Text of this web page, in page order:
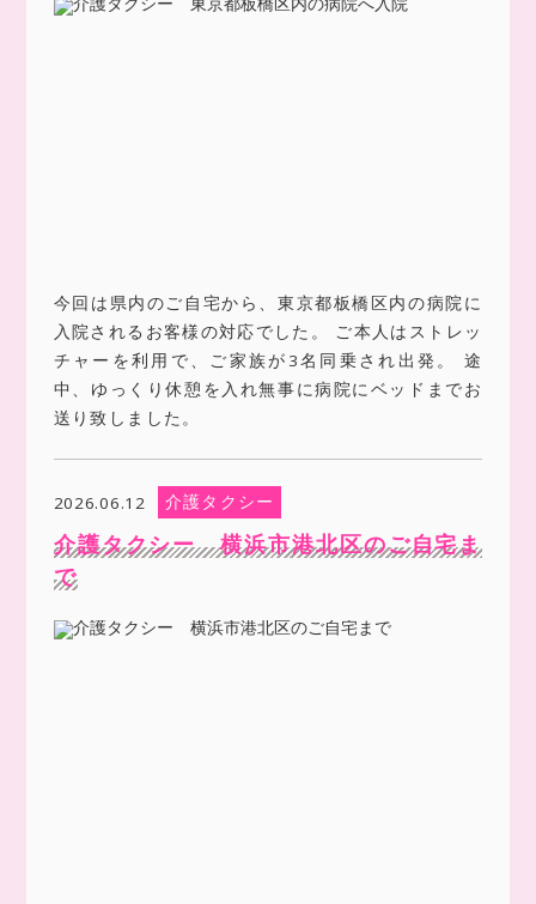
今回は県内のご自宅から、東京都板橋区内の病院に
入院されるお客様の対応でした。 ご本人はストレッ
チャーを利用で、ご家族が3名同乗され出発。 途
中、ゆっくり休憩を入れ無事に病院にベッドまでお
送り致しました。
2026.06.12 介護タクシー
介護タクシー 横浜市港北区のご自宅ま
で